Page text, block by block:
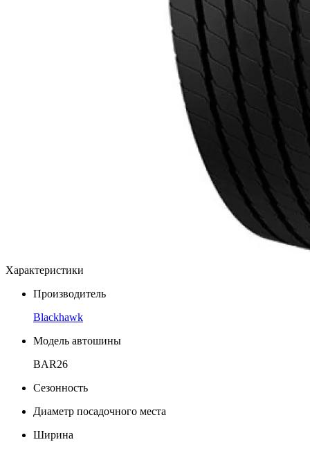
Характеристики
Производитель
Blackhawk
Модель автошины
BAR26
Сезонность
Диаметр посадочного места
Ширина